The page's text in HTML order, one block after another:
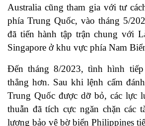
Australia cũng tham gia với tư
phía Trung Quốc, vào tháng 5/
đã tiến hành tập trận chung với
Singapore ở khu vực phía Nam
Đến tháng 8/2023, tình hình
thẳng hơn. Sau khi lệnh cấm
Trung Quốc được dỡ bỏ, các lực
thuẫn đã tích cực ngăn chặn các
lượng bảo vệ bờ biển Philippines